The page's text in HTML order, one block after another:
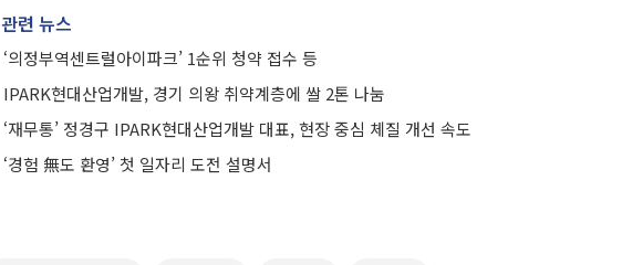
관련 뉴스
‘의정부역센트럴아이파크’ 1순위 청약 접수 등
IPARK현대산업개발, 경기 의왕 취약계층에 쌀 2톤 나눔
‘재무통’ 정경구 IPARK현대산업개발 대표, 현장 중심 체질 개선 속도
‘경험 無도 환영’ 첫 일자리 도전 설명서